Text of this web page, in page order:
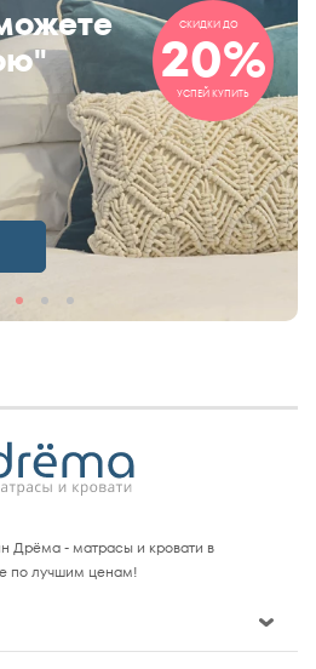
СКИДКИ ДО
20%
УСПЕЙ КУПИТЬ
Дрёма - матрасы и кровати в
по лучшим ценам!